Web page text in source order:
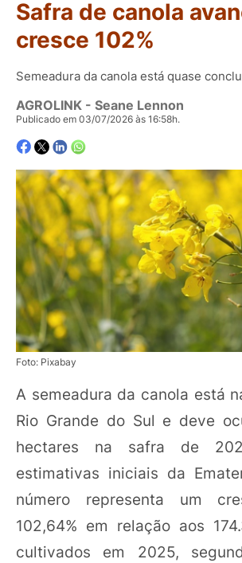
Safra de canola
cresce 102%
Semeadura da canola está quase
AGROLINK - Seane Lennon
Publicado em 03/07/2026 às 16:58h.
Foto: Pixabay
A semeadura da canola está
Rio Grande do Sul e deve
hectares na safra de
estimativas iniciais da
número representa um
102,64% em relação aos
cultivados em 2025,